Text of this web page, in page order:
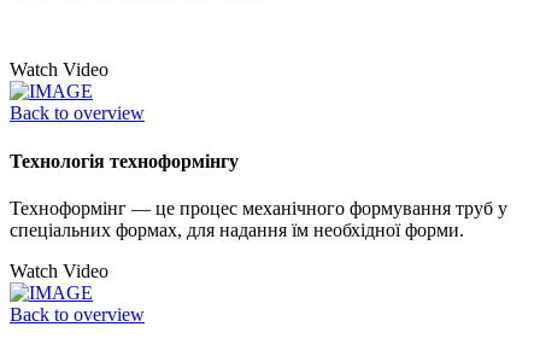
Watch Video
Back to overview
Технологія техноформінгу
Техноформінг — це процес механічного формування труб у
спеціальних формах, для надання їм необхідної форми.
Watch Video
Back to overview